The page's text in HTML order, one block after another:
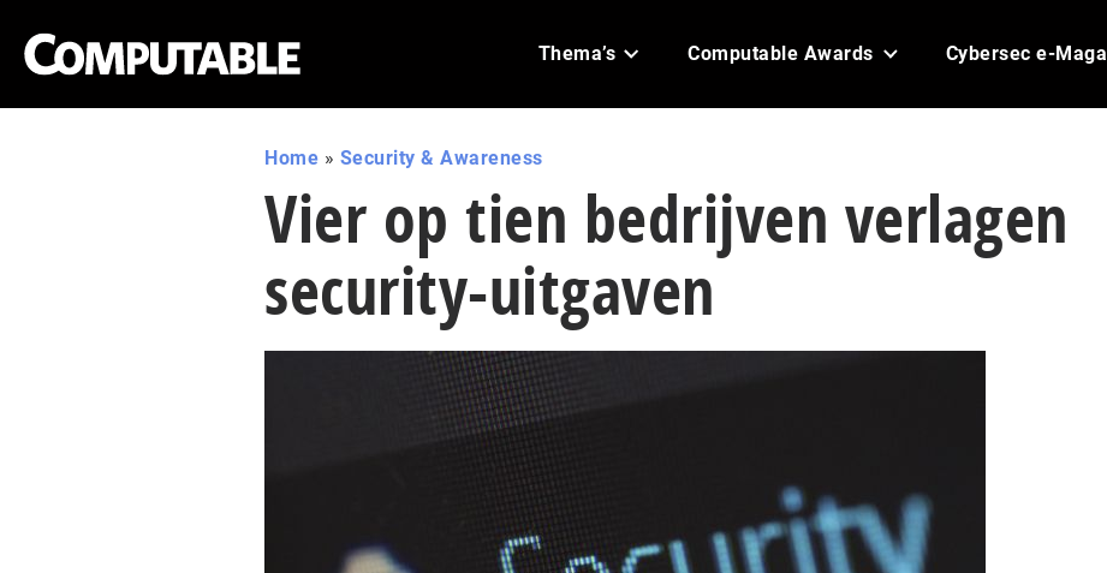
Thema’s Computable Awards Cybersec e-
Home » Security & Awareness
Vier op tien bedrijven verlagen
security-uitgaven